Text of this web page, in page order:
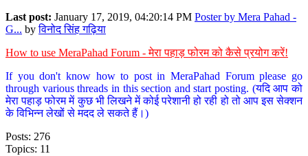
Last post: January 17, 2019, 04:20:14 PM Poster by Mera Pahad -
G... byविनोद सिंह गढ़िया
How to use MeraPahad Forum - मेरा पहाड़ फोरम को कैसे प्रयोग करें!
If you don't know how to post in MeraPahad Forum please go
through various threads in this section and start posting. (यदि आप को
मेरा पहाड़ फोरम में कुछ भी लिखने में कोई परेशानी हो रही हो तो आप इस सेक्शन
के विभिन्न लेखों से मदद ले सकते हैं।)
Posts: 276
Topics: 11